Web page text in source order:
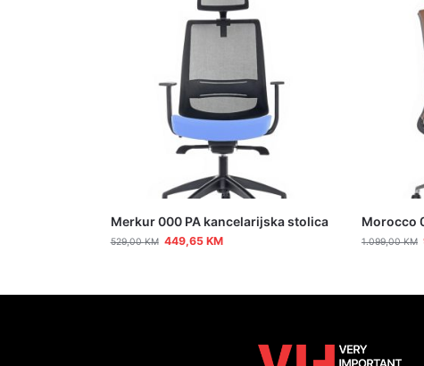
Merkur 000 PA kancelarijska stolica
529,00KM 449,65KM
Morocco
1.099,00KM